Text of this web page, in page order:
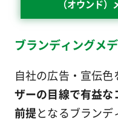
（オウンド
ブランディングメ
自社の広告・宣伝
ザーの目線で有益
前提となるブランデ